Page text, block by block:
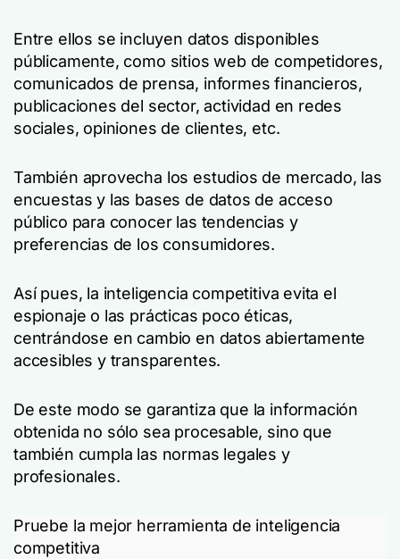
Entre ellos se incluyen datos disponibles
públicamente, como sitios web de competidores,
comunicados de prensa, informes financieros,
publicaciones del sector, actividad en redes
sociales, opiniones de clientes, etc.
También aprovecha los estudios de mercado, las
encuestas y las bases de datos de acceso
público para conocer las tendencias y
preferencias de los consumidores.
Así pues, la inteligencia competitiva evita el
espionaje o las prácticas poco éticas,
centrándose en cambio en datos abiertamente
accesibles y transparentes.
De este modo se garantiza que la información
obtenida no sólo sea procesable, sino que
también cumpla las normas legales y
profesionales.
Pruebe la mejor herramienta de inteligencia
competitiva